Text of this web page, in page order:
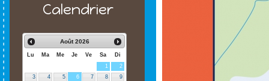
Calendrier
Août 2026
Lu Ma Me Je Ve Sa
Di
1
2
3
4 5 6 7 8
9